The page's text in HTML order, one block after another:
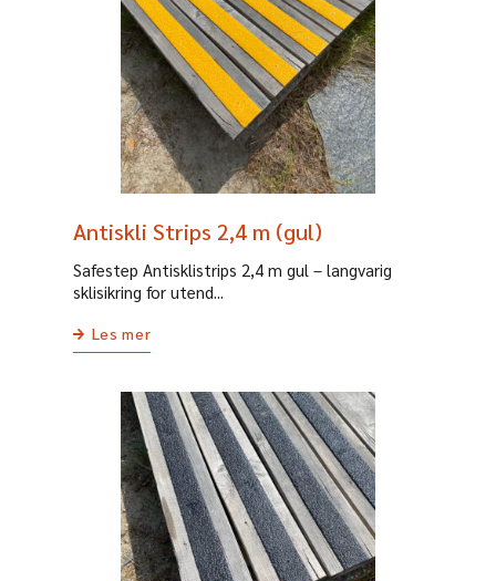
Antiskli Strips 2,4 m (gul)
Safestep Antisklistrips 2,4 m gul – langvarig
sklisikring for utend...
Les mer